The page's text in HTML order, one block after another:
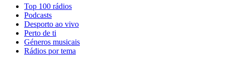
Top 100 rádios
Podcasts
Desporto ao vivo
Perto de ti
Géneros musicais
Rádios por tema